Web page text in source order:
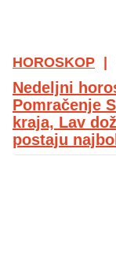
HOROSKOP
Nedeljni
Pomračenje
kraja, Lav
postaju